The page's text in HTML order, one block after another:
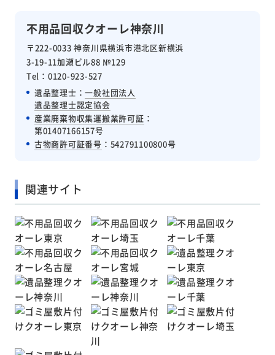
不用品回収クオーレ神奈川
〒222-0033 神奈川県横浜市港北区新横浜
3-19-11加瀬ビル88 №129
Tel：0120-923-527
遺品整理士：一般社団法人
遺品整理士認定協会
産業廃棄物収集運搬業許可証 ：
第01407166157号
古物商許可証番号 ：542791100800号
関連サイト